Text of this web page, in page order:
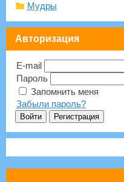
Мудры
Авторизация
E-mail
Пароль
Запомнить меня
Забыли пароль?